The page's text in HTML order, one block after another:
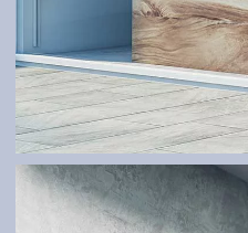
GLASSYSTEME UND